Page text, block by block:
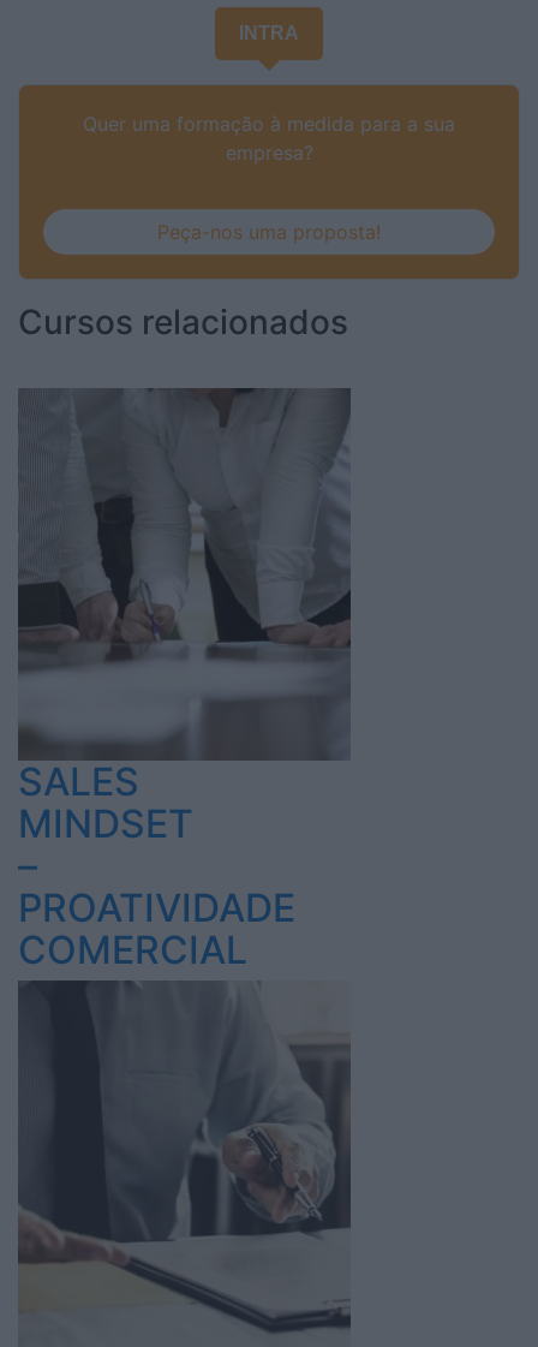
INTRA
Quer uma formação à medida para a sua
empresa?
Peça-nos uma proposta!
Cursos relacionados
SALES
MINDSET
–
PROATIVIDADE
COMERCIAL